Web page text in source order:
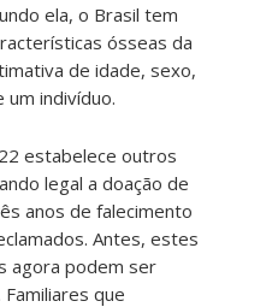
ela, o Brasil tem
ósseas da
de idade, sexo,
indivíduo.
estabelece outros
legal a doação de
anos de falecimento
Antes, estes
agora podem ser
que